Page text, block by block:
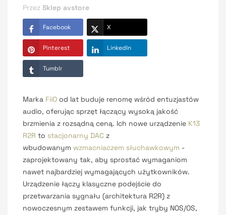
Przez Sklep avstore
Facebook X
Pinterest LinkedIn
Tumblr
Marka FiiO od lat buduje renomę wśród entuzjastów
audio, oferując sprzęt łączący wysoką jakość
brzmienia z rozsądną ceną. Ich nowe urządzenie K13
R2R to stacjonarny DAC z
wbudowanym wzmacniaczem słuchawkowym -
zaprojektowany tak, aby sprostać wymaganiom
nawet najbardziej wymagających użytkowników.
Urządzenie łączy klasyczne podejście do
przetwarzania sygnału (architektura R2R) z
nowoczesnym zestawem funkcji, jak tryby NOS/OS,